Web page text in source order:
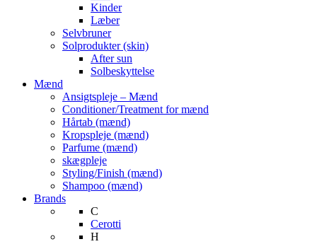
Kinder
Læber
Selvbruner
Solprodukter (skin)
After sun
Solbeskyttelse
Mænd
Ansigtspleje – Mænd
Conditioner/Treatment for mænd
Hårtab (mænd)
Kropspleje (mænd)
Parfume (mænd)
skægpleje
Styling/Finish (mænd)
Shampoo (mænd)
Brands
C
Cerotti
H